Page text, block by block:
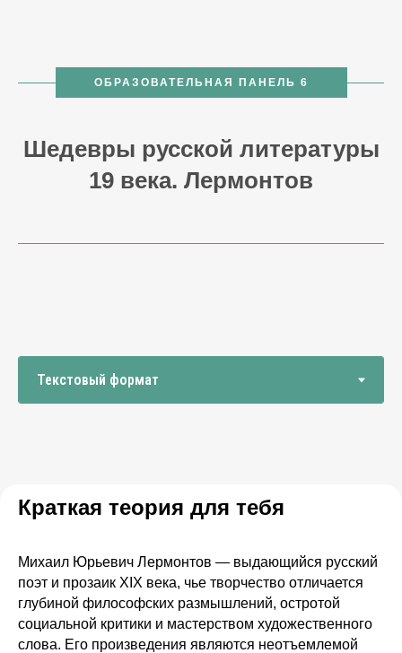
ОБРАЗОВАТЕЛЬНАЯ ПАНЕЛЬ 6
Шедевры русской литературы
19 века. Лермонтов
Краткая теория для тебя
Михаил Юрьевич Лермонтов — выдающийся русский
поэт и прозаик XIX века, чье творчество отличается
глубиной философских размышлений, остротой
социальной критики и мастерством художественного
слова. Его произведения являются неотъемлемой